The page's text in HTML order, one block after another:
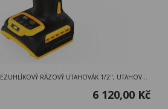
6 120,00 Kč